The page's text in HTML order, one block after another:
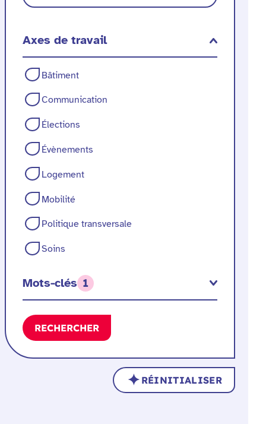
Axes de travail
Axes
de
travail
Bâtiment
Communication
Élections
Évènements
Logement
Mobilité
Politique transversale
Soins
Mots-clés 1
RECHERCHER
RÉINITIALISER